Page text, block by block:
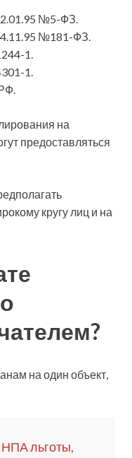
№5-ФЗ.
№181-ФЗ.
1.
1.
на
предоставляться
кругу лиц и на
на один объект,
льготы,